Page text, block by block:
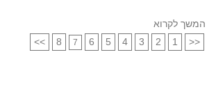
המשך לקרוא
<<
1
2
3
4
5
6
7
8
>>